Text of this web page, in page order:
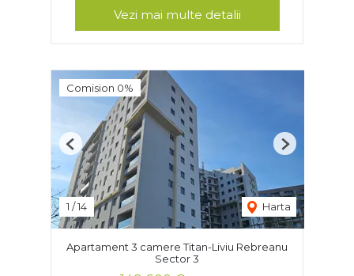
Vezi mai multe detalii
Comision 0%
1 /14 Harta
Previous Next
Apartament 3 camere Titan-Liviu Rebreanu
Sector 3